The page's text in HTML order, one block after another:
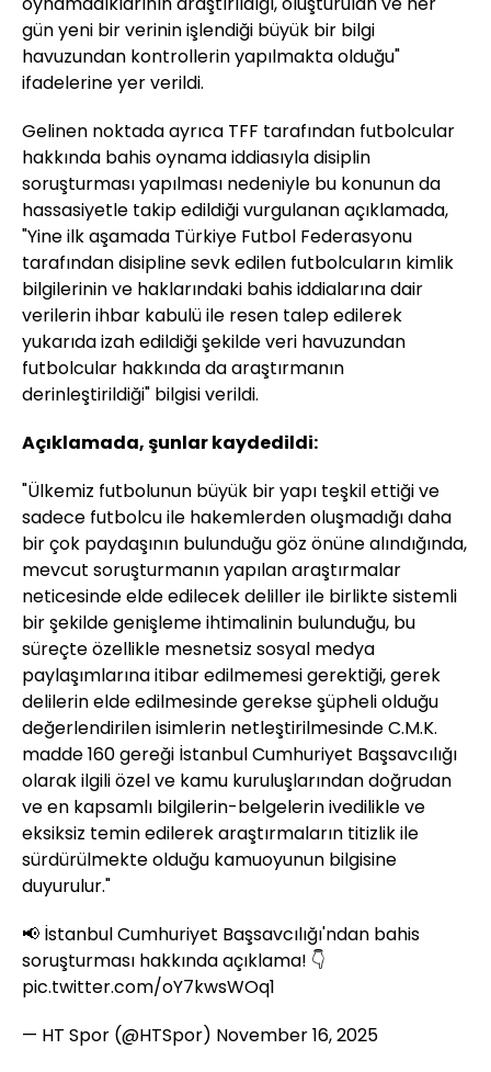
gün yeni bir verinin işlendiği büyük bir bilgi
havuzundan kontrollerin yapılmakta olduğu"
ifadelerine yer verildi.
Gelinen noktada ayrıca TFF tarafından futbolcular
hakkında bahis oynama iddiasıyla disiplin
soruşturması yapılması nedeniyle bu konunun da
hassasiyetle takip edildiği vurgulanan açıklamada,
"Yine ilk aşamada Türkiye Futbol Federasyonu
tarafından disipline sevk edilen futbolcuların kimlik
bilgilerinin ve haklarındaki bahis iddialarına dair
verilerin ihbar kabulü ile resen talep edilerek
yukarıda izah edildiği şekilde veri havuzundan
futbolcular hakkında da araştırmanın
derinleştirildiği" bilgisi verildi.
Açıklamada, şunlar kaydedildi:
"Ülkemiz futbolunun büyük bir yapı teşkil ettiği ve
sadece futbolcu ile hakemlerden oluşmadığı daha
bir çok paydaşının bulunduğu göz önüne alındığında,
mevcut soruşturmanın yapılan araştırmalar
neticesinde elde edilecek deliller ile birlikte sistemli
bir şekilde genişleme ihtimalinin bulunduğu, bu
süreçte özellikle mesnetsiz sosyal medya
paylaşımlarına itibar edilmemesi gerektiği, gerek
delilerin elde edilmesinde gerekse şüpheli olduğu
değerlendirilen isimlerin netleştirilmesinde C.M.K.
madde 160 gereği İstanbul Cumhuriyet Başsavcılığı
olarak ilgili özel ve kamu kuruluşlarından doğrudan
ve en kapsamlı bilgilerin-belgelerin ivedilikle ve
eksiksiz temin edilerek araştırmaların titizlik ile
sürdürülmekte olduğu kamuoyunun bilgisine
duyurulur."
📢 İstanbul Cumhuriyet Başsavcılığı'ndan bahis
soruşturması hakkında açıklama! 👇
pic.twitter.com/oY7kwsWOq1
— HT Spor (@HTSpor) November 16, 2025